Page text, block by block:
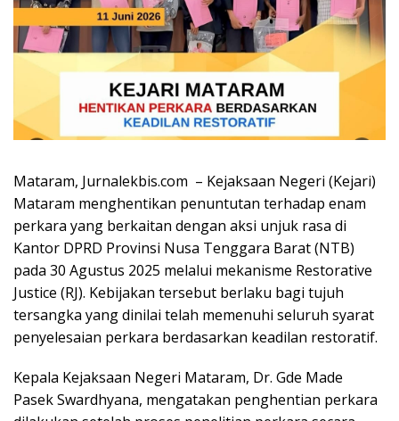
Mataram, Jurnalekbis.com – Kejaksaan Negeri (Kejari)
Mataram menghentikan penuntutan terhadap enam
perkara yang berkaitan dengan aksi unjuk rasa di
Kantor DPRD Provinsi Nusa Tenggara Barat (NTB)
pada 30 Agustus 2025 melalui mekanisme Restorative
Justice (RJ). Kebijakan tersebut berlaku bagi tujuh
tersangka yang dinilai telah memenuhi seluruh syarat
penyelesaian perkara berdasarkan keadilan restoratif.
Kepala Kejaksaan Negeri Mataram, Dr. Gde Made
Pasek Swardhyana, mengatakan penghentian perkara